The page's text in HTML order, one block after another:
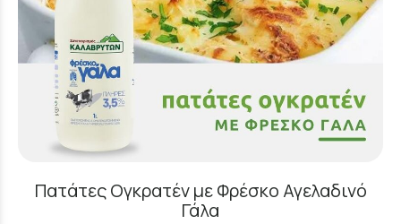
Πατάτες Ογκρατέν με Φρέσκο Αγελαδινό
Γάλα